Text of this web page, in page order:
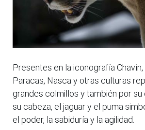
Presentes en la iconografía Chavín,
Paracas, Nasca y otras culturas
grandes colmillos y también por
su cabeza, el jaguar y el puma
el poder, la sabiduría y la agilidad.